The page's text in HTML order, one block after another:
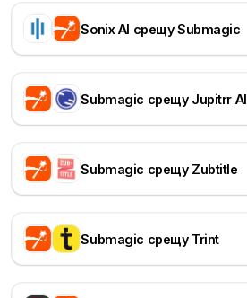
Sonix AI срещу Submagic
Submagic срещу Jupitrr AI
Submagic срещу Zubtitle
Submagic срещу Trint